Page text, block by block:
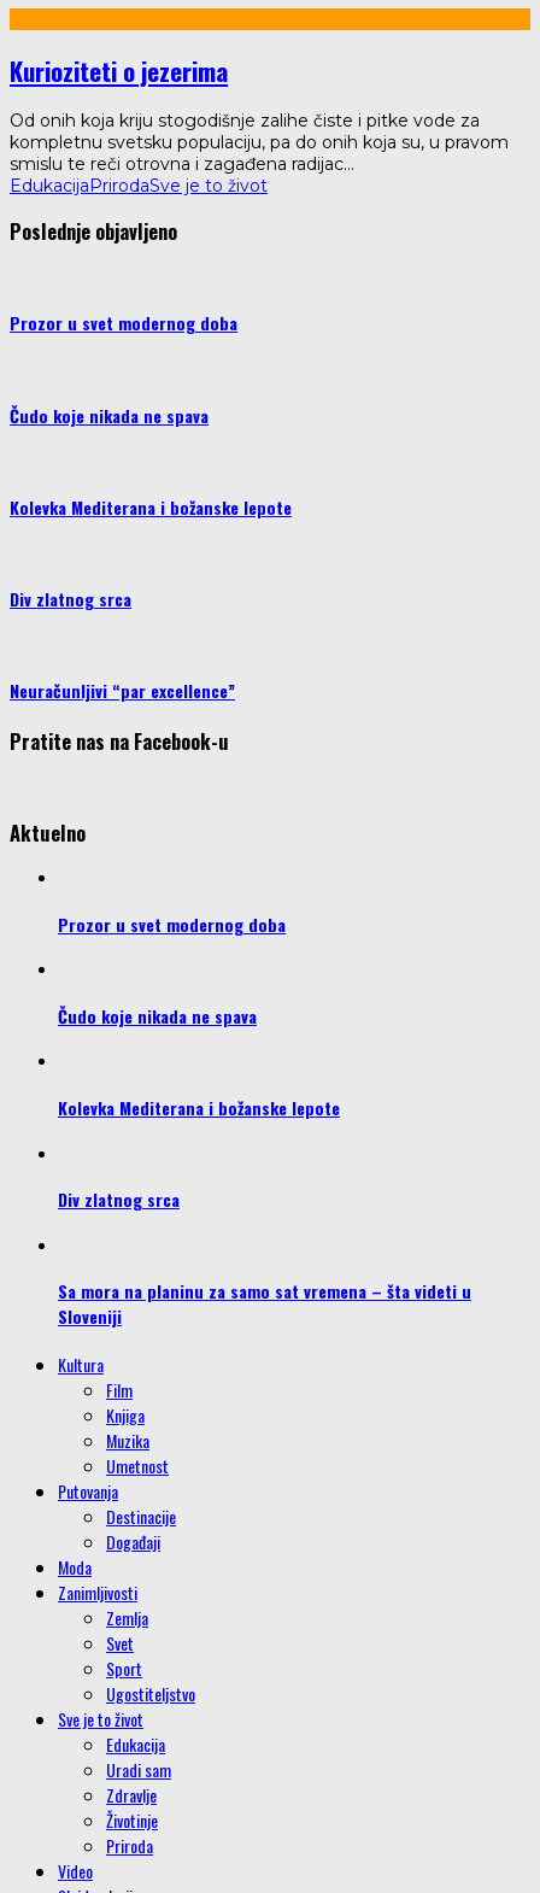
Kurioziteti o jezerima
Od onih koja kriju stogodišnje zalihe čiste i pitke vode za
kompletnu svetsku populaciju, pa do onih koja su, u pravom
smislu te reči otrovna i zagađena radijac...
EdukacijaPrirodaSve je to život
Poslednje objavljeno
Prozor u svet modernog doba
Čudo koje nikada ne spava
Kolevka Mediterana i božanske lepote
Div zlatnog srca
Neuračunljivi “par excellence”
Pratite nas na Facebook-u
Aktuelno
Prozor u svet modernog doba
Čudo koje nikada ne spava
Kolevka Mediterana i božanske lepote
Div zlatnog srca
Sa mora na planinu za samo sat vremena – šta videti u
Sloveniji
Kultura
Film
Knjiga
Muzika
Umetnost
Putovanja
Destinacije
Događaji
Moda
Zanimljivosti
Zemlja
Svet
Sport
Ugostiteljstvo
Sve je to život
Edukacija
Uradi sam
Zdravlje
Životinje
Priroda
Video